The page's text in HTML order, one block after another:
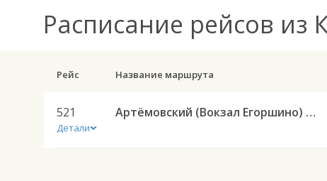
Расписание рейсов из
Рейс Название маршрута
521
Детали
Артёмовский (Вокзал Егоршино) — Ирбит АС 521